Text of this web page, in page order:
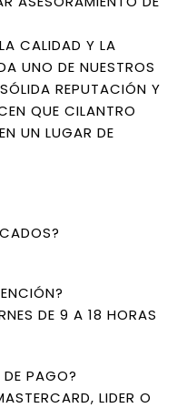
CALIDAD Y LA
UNO DE NUESTROS
REPUTACIÓN Y
QUE CILANTRO
UN LUGAR DE
DE 9 A 18 HORAS
PAGO?
LIDER O